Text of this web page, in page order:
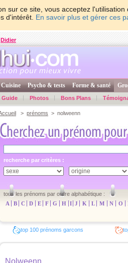
sur ce site, vous acceptez
d'intérêt. En savoir plus et gérer ces
Didier
Cuisine Psycho & tests Forme & santé
Guide Photos Bons Plans
> prénoms > nolweenn
recherche par critères :
tous les prénoms par ordre alphabétique :
A
B C D E F G H I J K L M N O
top 100 prénoms garcons
Nolweenn